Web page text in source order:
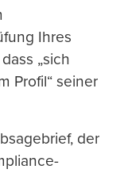
Ihres
„sich
Profil“ seiner
der